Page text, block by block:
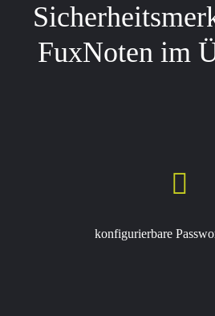
FuxNoten im

konfigurierbare